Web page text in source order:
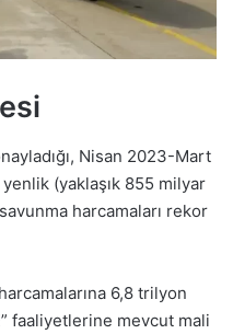
Nisan 2023-Mart
(yaklaşık 855 milyar
harcamaları rekor
6,8 trilyon
faaliyetlerine mevcut mali